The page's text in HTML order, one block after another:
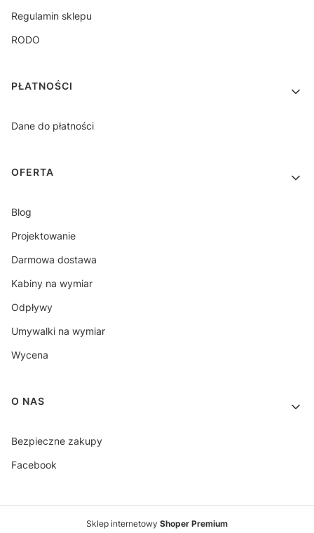
Regulamin sklepu
RODO
PŁATNOŚCI
Dane do płatności
OFERTA
Blog
Projektowanie
Darmowa dostawa
Kabiny na wymiar
Odpływy
Umywalki na wymiar
Wycena
O NAS
Bezpieczne zakupy
Facebook
Sklep internetowy Shoper Premium